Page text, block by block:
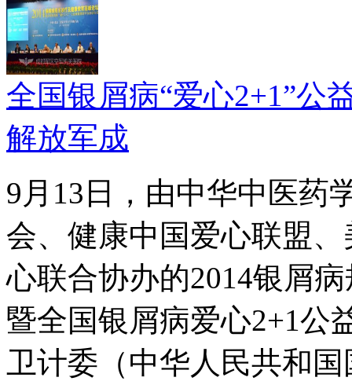
全国银屑病“爱心2+1”公
解放军成
9月13日，由中华中医药
会、健康中国爱心联盟
心联合协办的2014银屑
暨全国银屑病爱心2+1公
卫计委（中华人民共和